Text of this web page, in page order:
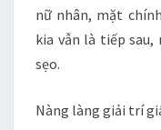
nữ nhân, mặt
kia vẫn là tiếp
sẹo.
Nàng làng giải trí